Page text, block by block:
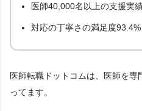
19 シミックドクターキャリア
医師40,000名以上の支援実
対応の丁寧さの満足度
医師転職ドットコムは、医師を
ってます。